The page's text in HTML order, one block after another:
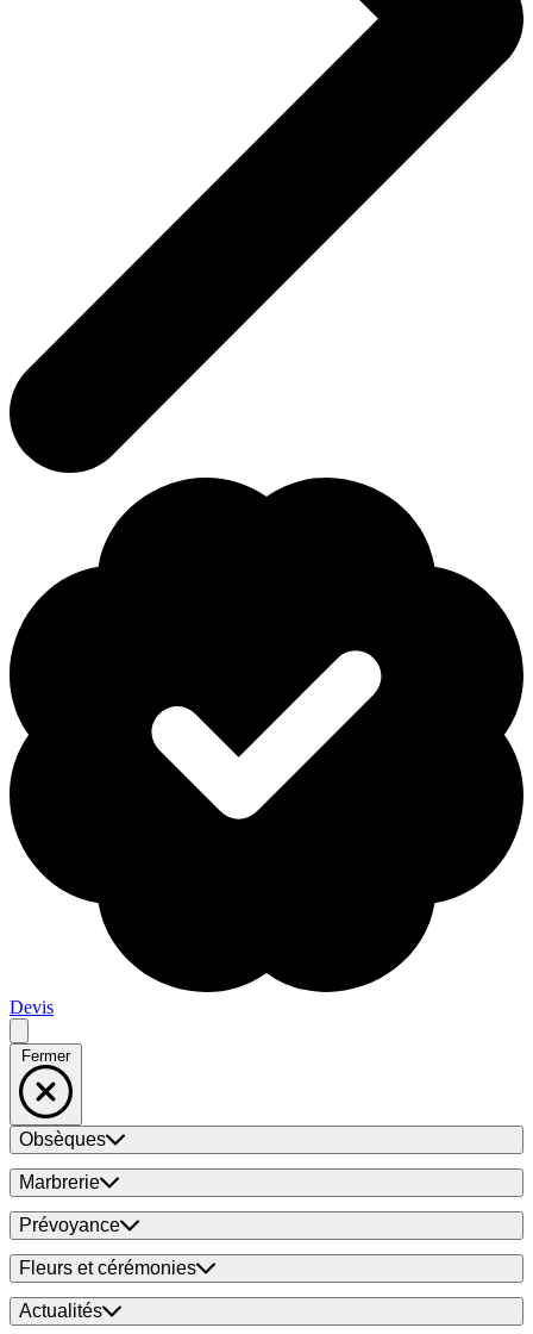
Devis
Fermer
Obsèques
Marbrerie
Prévoyance
Fleurs et cérémonies
Actualités